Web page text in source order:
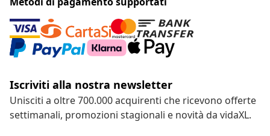
Iscriviti alla nostra newsletter
Unisciti a oltre 700.000 acquirenti che ricevono offerte
settimanali, promozioni stagionali e novità da vidaXL.